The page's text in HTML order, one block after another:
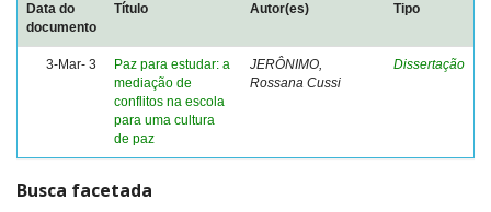
Data do
documento
Título Autor(es) Tipo
3-Mar- 3
Paz para estudar: a
mediação de
conflitos na escola
para uma cultura
de paz
JERÔNIMO,
Rossana Cussi
Dissertação
Busca facetada